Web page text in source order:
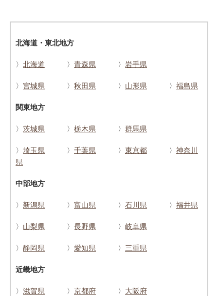
北海道・東北地方
〉 北海道 〉 青森県 〉 岩手県
〉 宮城県 〉 秋田県 〉 山形県 〉 福島県
関東地方
〉 茨城県 〉 栃木県 〉 群馬県
〉 埼玉県 〉 千葉県 〉 東京都 〉 神奈川
県
中部地方
〉 新潟県 〉 富山県 〉 石川県 〉 福井県
〉 山梨県 〉 長野県 〉 岐阜県
〉 静岡県 〉 愛知県 〉 三重県
近畿地方
〉 滋賀県 〉 京都府 〉 大阪府